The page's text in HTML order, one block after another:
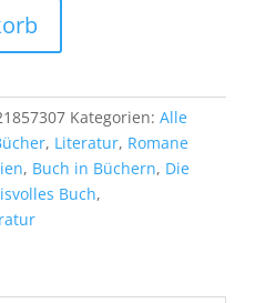
Kategorien: Alle
, Literatur, Romane
, Buch in Büchern, Die
Buch,